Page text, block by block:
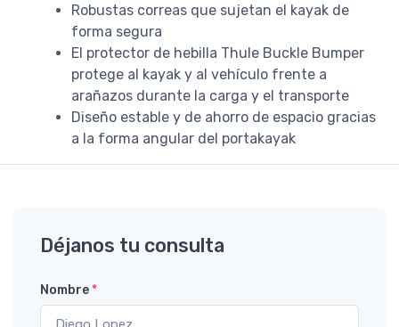
Robustas correas que sujetan el kayak de
forma segura
El protector de hebilla Thule Buckle Bumper
protege al kayak y al vehículo frente a
arañazos durante la carga y el transporte
Diseño estable y de ahorro de espacio gracias
a la forma angular del portakayak
Déjanos tu consulta
Nombre*